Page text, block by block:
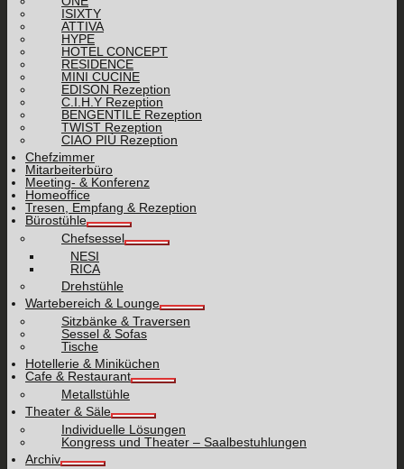
ISIXTY
ATTIVA
HYPE
HOTEL CONCEPT
RESIDENCE
MINI CUCINE
EDISON Rezeption
C.I.H.Y Rezeption
BENGENTILE Rezeption
TWIST Rezeption
CIAO PIÙ Rezeption
Chefzimmer
Mitarbeiterbüro
Meeting- & Konferenz
Homeoffice
Tresen, Empfang & Rezeption
Bürostühle
Chefsessel
NESI
RICA
Drehstühle
Wartebereich & Lounge
Sitzbänke & Traversen
Sessel & Sofas
Tische
Hotellerie & Miniküchen
Cafe & Restaurant
Metallstühle
Theater & Säle
Individuelle Lösungen
Kongress und Theater – Saalbestuhlungen
Archiv